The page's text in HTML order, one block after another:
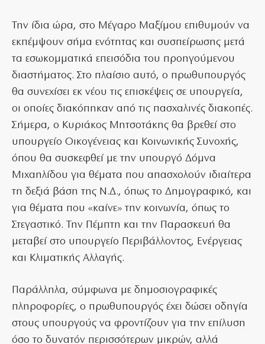
Την ίδια ώρα, στο Μέγαρο Μαξίμου επιθυμούν να
εκπέμψουν σήμα ενότητας και συσπείρωσης μετά
τα εσωκομματικά επεισόδια του προηγούμενου
διαστήματος. Στο πλαίσιο αυτό, ο πρωθυπουργός
θα συνεχίσει εκ νέου τις επισκέψεις σε υπουργεία,
οι οποίες διακόπηκαν από τις πασχαλινές διακοπές.
Σήμερα, ο Κυριάκος Μητσοτάκης θα βρεθεί στο
υπουργείο Οικογένειας και Κοινωνικής Συνοχής,
όπου θα συσκεφθεί με την υπουργό Δόμνα
Μιχαηλίδου για θέματα που απασχολούν ιδιαίτερα
τη δεξιά βάση της Ν.Δ., όπως το Δημογραφικό, και
για θέματα που «καίνε» την κοινωνία, όπως το
Στεγαστικό. Την Πέμπτη και την Παρασκευή θα
μεταβεί στο υπουργείο Περιβάλλοντος, Ενέργειας
και Κλιματικής Αλλαγής.
Παράλληλα, σύμφωνα με δημοσιογραφικές
πληροφορίες, ο πρωθυπουργός έχει δώσει οδηγία
στους υπουργούς να φροντίζουν για την επίλυση
όσο το δυνατόν περισσότερων μικρών, αλλά